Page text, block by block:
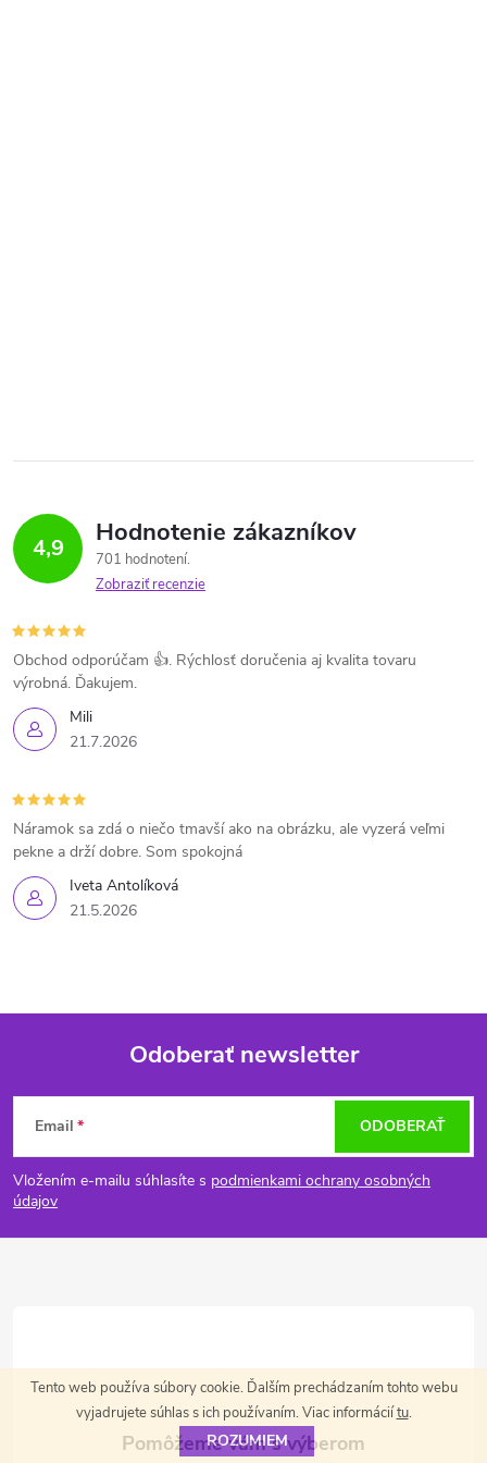
Tento web používa súbory cookie. Ďalším prechádzaním tohto webu
vyjadrujete súhlas s ich používaním. Viac informáciítu.
ROZUMIEM
4,9 Hodnotenie zákazníkov
701 hodnotení
Zobraziť recenzie
Mili
21.7.2026
Obchod odporúčam 👍. Rýchlosť doručenia aj kvalita tovaru
výrobná. Ďakujem.
Iveta Antolíková
21.5.2026
Náramok sa zdá o niečo tmavší ako na obrázku, ale vyzerá veľmi
pekne a drží dobre. Som spokojná
Z
á
p
Odoberať newsletter
Email
Vložením e-mailu súhlasíte s podmienkami ochrany osobných
údajov
ODOBERAŤ